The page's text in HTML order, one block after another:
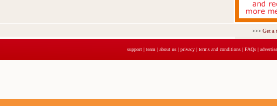
>>>Get a
support | team | about us | privacy | terms and conditions | FAQs | advertise